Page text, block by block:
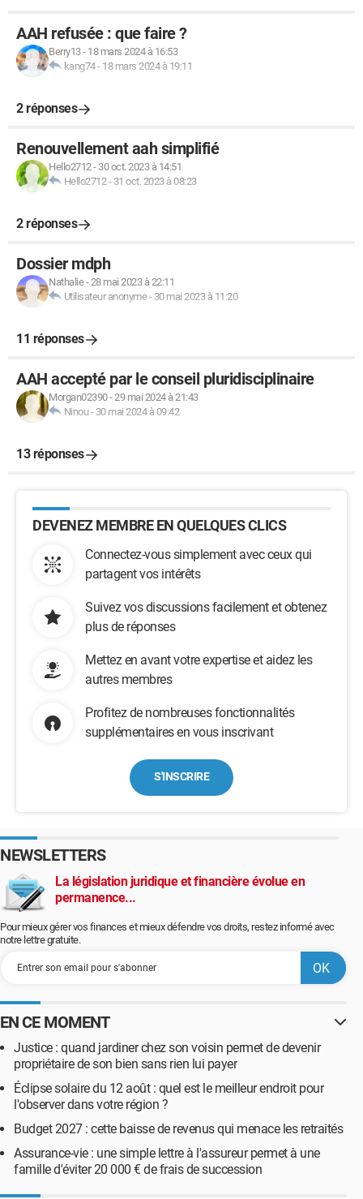
AAH refusée : que faire ?
Berry13- 18 mars 2024 à 16:53
kang74- 18 mars 2024 à 19:11
2 réponses
Renouvellement aah simplifié
Hello2712- 30 oct. 2023 à 14:51
Hello2712- 31 oct. 2023 à 08:23
2 réponses
Dossier mdph
Nathalie-28 mai 2023 à 22:11
Utilisateur anonyme- 30 mai 2023 à 11:20
11 réponses
AAH accepté par le conseil pluridisciplinaire
Morgan02390-29 mai 2024 à 21:43
Ninou- 30 mai 2024 à 09:42
13 réponses
DEVENEZ MEMBRE EN QUELQUES CLICS
Connectez-vous simplement avec ceux qui
partagent vos intérêts
Suivez vos discussions facilement et obtenez
plus de réponses
Mettez en avant votre expertise et aidez les
autres membres
Profitez de nombreuses fonctionnalités
supplémentaires en vous inscrivant
S'INSCRIRE
NEWSLETTERS
La législation juridique et financière évolue en
permanence...
Pour mieux gérer vos finances et mieux défendre vos droits, restez informé avec
notre lettre gratuite.
EN CE MOMENT
Justice : quand jardiner chez son voisin permet de devenir
propriétaire de son bien sans rien lui payer
Éclipse solaire du 12 août : quel est le meilleur endroit pour
l'observer dans votre région ?
Budget 2027 : cette baisse de revenus qui menace les retraités
Assurance-vie : une simple lettre à l'assureur permet à une
famille d'éviter 20 000 € de frais de succession